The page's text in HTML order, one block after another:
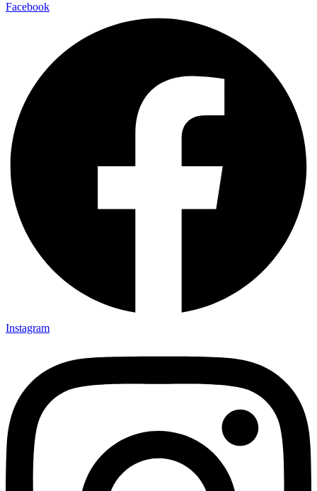
Facebook
Instagram